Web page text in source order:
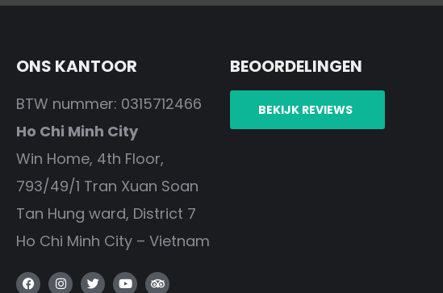
ONS KANTOOR
BTW nummer: 0315712466
Ho Chi Minh City
Win Home, 4th Floor,
793/49/1 Tran Xuan Soan
Tan Hung ward, District 7
Ho Chi Minh City – Vietnam
F I T Y T
BEOORDELINGEN
BEKIJK REVIEWS